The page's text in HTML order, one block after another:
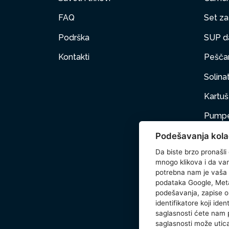
FAQ
Podrška
Kontakti
Set
SUP
Kućni
Podešavanja
Da biste brzo
mnogo klikova i da
potrebna nam je
podataka Google,
podešavanja, zapise
identifikatore koji
saglasnosti ćete nam
saglasnosti može